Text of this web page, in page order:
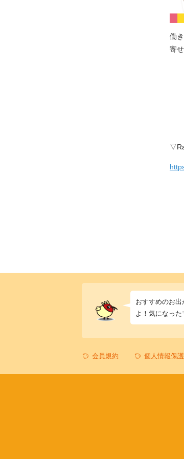
働
寄
おすすめのお
よ！気になった
会員規約 個人情報保